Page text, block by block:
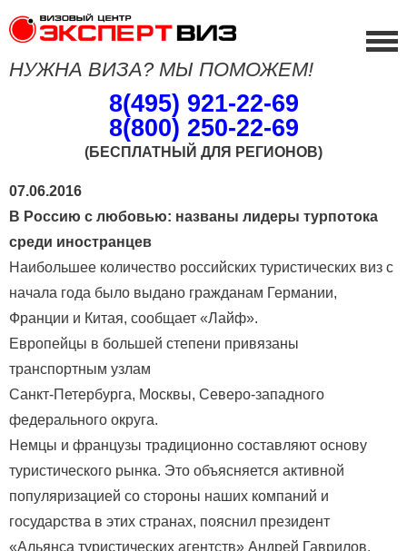
НУЖНА ВИЗА? МЫ ПОМОЖЕМ!
8(495) 921-22-69
8(800) 250-22-69
(БЕСПЛАТНЫЙ ДЛЯ РЕГИОНОВ)
07.06.2016
В Россию с любовью: названы лидеры турпотока
среди иностранцев
Наибольшее количество российских туристических виз с
начала года было выдано гражданам Германии,
Франции и Китая, сообщает «Лайф».
Европейцы в большей степени привязаны
транспортным узлам
Санкт-Петербурга, Москвы, Северо-западного
федерального округа.
Немцы и французы традиционно составляют основу
туристического рынка. Это объясняется активной
популяризацией со стороны наших компаний и
государства в этих странах, пояснил президент
«Альянса туристических агентств» Андрей Гаврилов.